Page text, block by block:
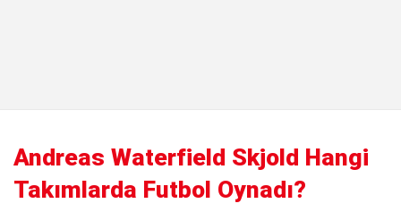
Andreas Waterfield Skjold Hangi
Takımlarda Futbol Oynadı?